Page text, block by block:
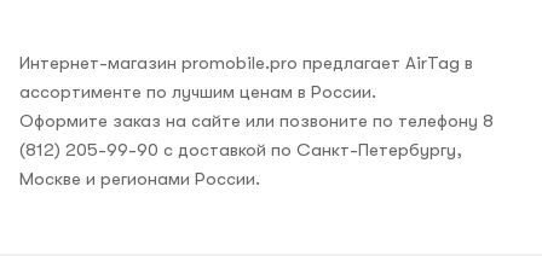
Интернет-магазин promobile.pro предлагает AirTag в
ассортименте по лучшим ценам в России.
Оформите заказ на сайте или позвоните по телефону 8
(812) 205-99-90 с доставкой по Санкт-Петербургу,
Москве и регионами России.